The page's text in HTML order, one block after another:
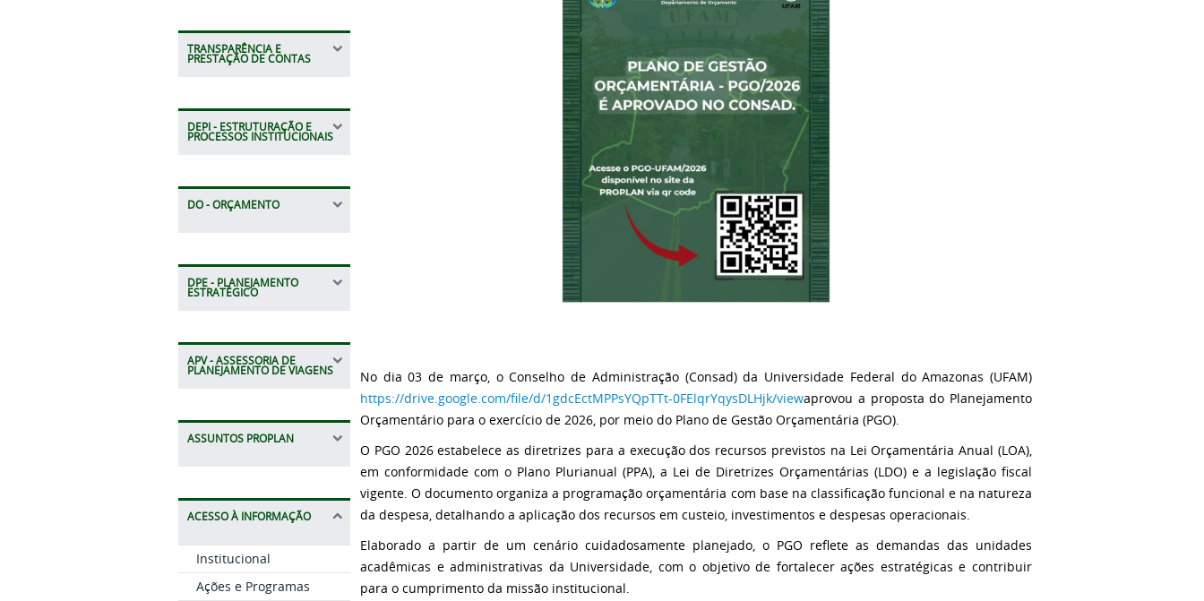
TRANSPARÊNCIA E
PRESTAÇÃO DE CONTAS
DEPI - ESTRUTURAÇÃO E
PROCESSOS INSTITUCIONAIS
DO - ORÇAMENTO
DPE - PLANEJAMENTO
ESTRATÉGICO
APV - ASSESSORIA DE
PLANEJAMENTO DE VIAGENS
ASSUNTOS PROPLAN
ACESSO À INFORMAÇÃO
Institucional
Ações e Programas
No dia 03 de março, o Conselho de Administração (Consad) da Universidade Federal do Amazonas (UFAM)
https://drive.google.com/file/d/1gdcEctMPPsYQpTTt-0FElqrYqysDLHjk/viewaprovou a proposta do Planejamento
Orçamentário para o exercício de 2026, por meio do Plano de Gestão Orçamentária (PGO).
O PGO 2026 estabelece as diretrizes para a execução dos recursos previstos na Lei Orçamentária Anual (LOA),
em conformidade com o Plano Plurianual (PPA), a Lei de Diretrizes Orçamentárias (LDO) e a legislação fiscal
vigente. O documento organiza a programação orçamentária com base na classificação funcional e na natureza
da despesa, detalhando a aplicação dos recursos em custeio, investimentos e despesas operacionais.
Elaborado a partir de um cenário cuidadosamente planejado, o PGO reflete as demandas das unidades
acadêmicas e administrativas da Universidade, com o objetivo de fortalecer ações estratégicas e contribuir
para o cumprimento da missão institucional.